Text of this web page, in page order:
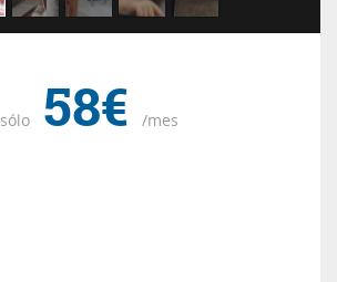
sólo58€ /mes